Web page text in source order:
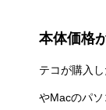
本体価格
テコが購入
やMacのパ